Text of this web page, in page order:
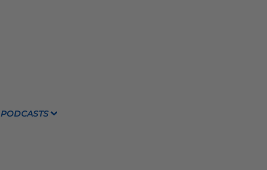
PODCASTS